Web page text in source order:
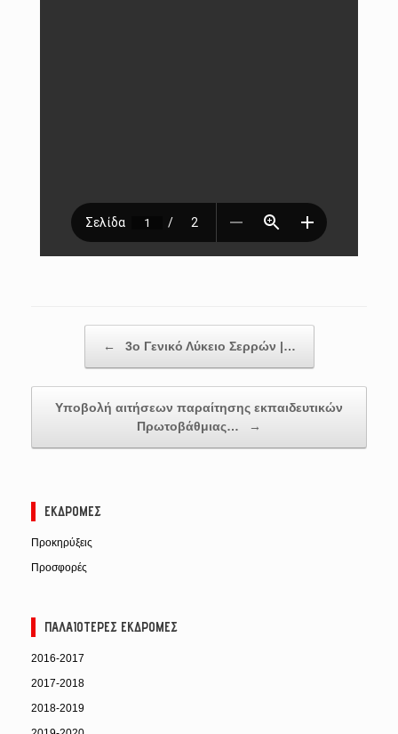
←
3ο Γενικό Λύκειο Σερρών |…
Υποβολή αιτήσεων παραίτησης εκπαιδευτικών
Πρωτοβάθμιας…
→
ΕΚΔΡΟΜΈΣ
Προκηρύξεις
Προσφορές
ΠΑΛΑΙΌΤΕΡΕΣ ΕΚΔΡΟΜΈΣ
2016-2017
2017-2018
2018-2019